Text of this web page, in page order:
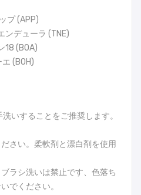
プ (APP)
ンデューラ (TNE)
18 (BOA)
(BOH)
いすることをご推奨します。
さい。柔軟剤と漂白剤を使用
ラシ洗いは禁止です、色落ち
でください。